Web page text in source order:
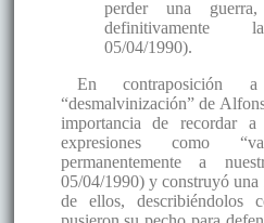
perder una
definitivamente
05/04/1990).
En
“desmalvinización” de
importancia de recordar
expresiones como
permanentemente a
05/04/1990) y construyó una
de ellos, describiéndolos